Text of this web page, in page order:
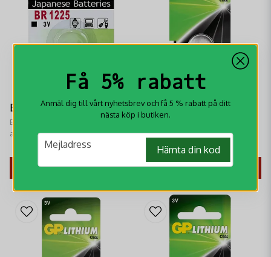
Batteri BR1225
Batteri BR1225 passar bland
annat Aimpoint Acro C1 men även
andra små elektroniska
apparater.
59 kr
KÖP
Batteri CR2016
knappcrellsbatteri från GP
Batterier.
35 kr
KÖP
Få 5% rabatt
Anmäl dig till vårt nyhetsbrev och få 5 % rabatt på ditt
nästa köp i butiken.
email
Mejladress Hämta din kod